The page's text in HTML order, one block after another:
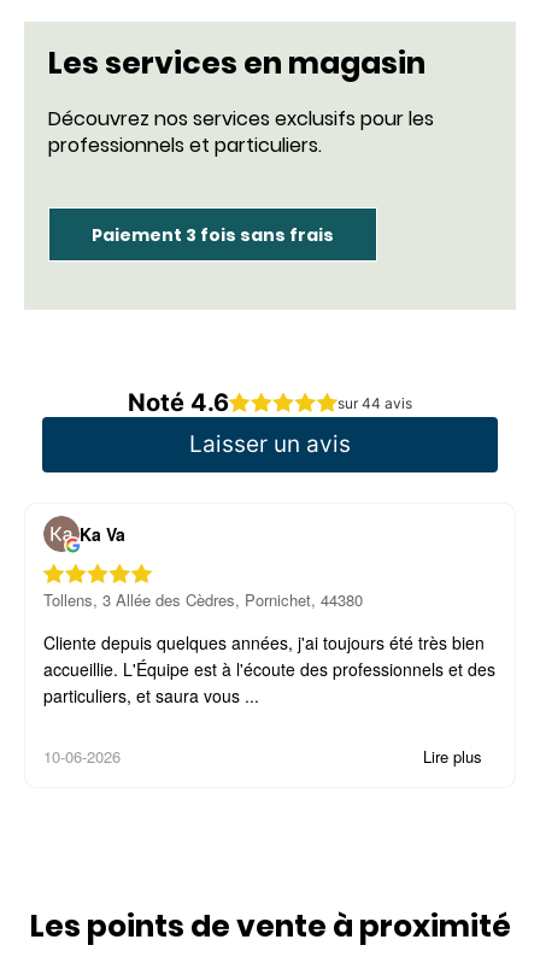
Les services en magasin
Découvrez nos services exclusifs pour les
professionnels et particuliers.
Paiement 3 fois sans frais
Noté 4.6 sur 44 avis
Laisser un avis
Ka Va
Tollens, 3 Allée des Cèdres, Pornichet, 44380
Cliente depuis quelques années, j'ai toujours été très bien
accueillie. L'Équipe est à l'écoute des professionnels et des
particuliers, et saura vous ...
10-06-2026 Lire plus
Les points de vente à proximité